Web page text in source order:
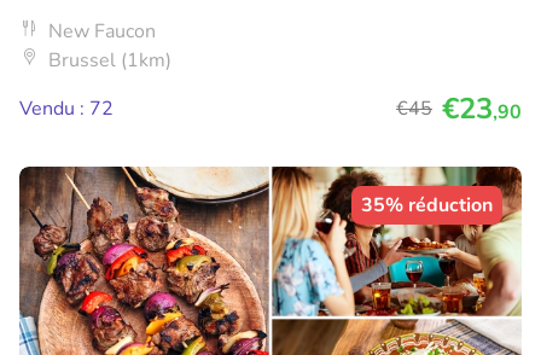
New Faucon
Brussel (1km)
Vendu : 72
€45 €23,90
35% réduction